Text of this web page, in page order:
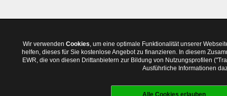
Wir verwenden Cookies, um eine optimale Funktionalität unserer
helfen, dieses für Sie kostenlose Angebot zu finanzieren. In diesem
EWR, die von diesen Drittanbietern zur Bildung von Nutzungsprofilen
Ausführliche Informationen
Alle Cookies erlauben